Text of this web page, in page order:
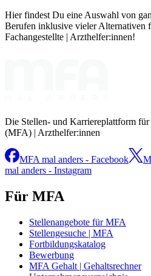
Hier findest Du eine Auswahl von
Berufen inklusive vieler Alternativen
Fachangestellte | Arzthelfer:innen!
Die Stellen- und Karriereplattform
(MFA) | Arzthelfer:innen
MFA mal anders - Facebook
mal anders - Instagram
Für MFA
Stellenangebote für MFA
Stellengesuche | MFA
Fortbildungskatalog
Bewerbung
MFA Gehalt | Gehaltsrechner